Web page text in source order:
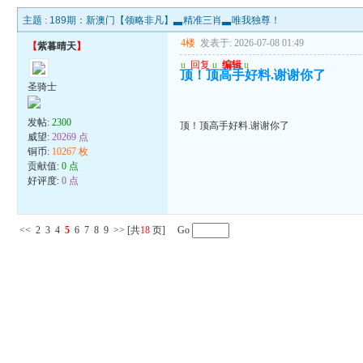
主题 : 189期：新澳门【领略非凡】▃精准三肖▃唯我独尊！
【紫暮晴天】
圣骑士
发帖:2300
威望:20269 点
铜币: 10267 枚
贡献值:0 点
好评度:0 点
4楼 发表于: 2026-07-08 01:49
u 回复 u 编辑 u
顶！顶高手好料.谢谢你了
顶！顶高手好料.谢谢你了
<< 2 3 4 5 6 7 8 9 >> [共18 页] Go